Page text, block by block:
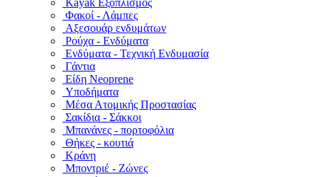
Kayak Εξοπλισμός
Φακοί - Λάμπες
Αξεσουάρ ενδυμάτων
Ρούχα - Ενδύματα
Ενδύματα - Τεχνική Ενδυμασία
Γάντια
Είδη Neoprene
Υποδήματα
Μέσα Ατομικής Προστασίας
Σακίδια - Σάκκοι
Μπανάνες - πορτοφόλια
Θήκες - κουτιά
Κράνη
Μποντριέ - Ζώνες